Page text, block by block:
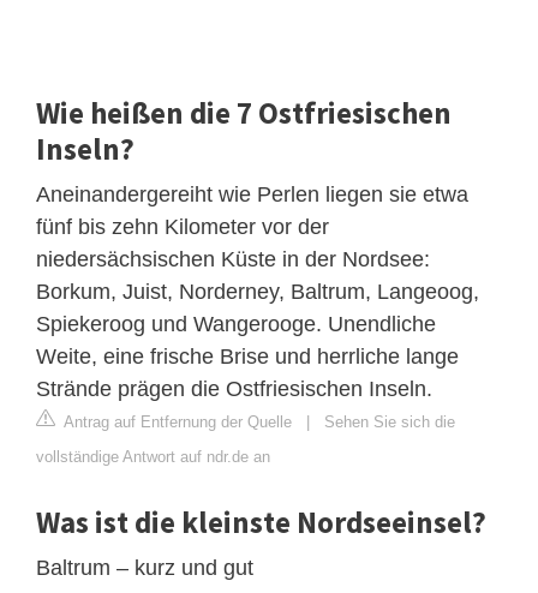
Wie heißen die 7 Ostfriesischen
Inseln?
Aneinandergereiht wie Perlen liegen sie etwa
fünf bis zehn Kilometer vor der
niedersächsischen Küste in der Nordsee:
Borkum, Juist, Norderney, Baltrum, Langeoog,
Spiekeroog und Wangerooge. Unendliche
Weite, eine frische Brise und herrliche lange
Strände prägen die Ostfriesischen Inseln.
Antrag auf Entfernung der Quelle | Sehen Sie sich die
vollständige Antwort auf ndr.de an
Was ist die kleinste Nordseeinsel?
Baltrum – kurz und gut